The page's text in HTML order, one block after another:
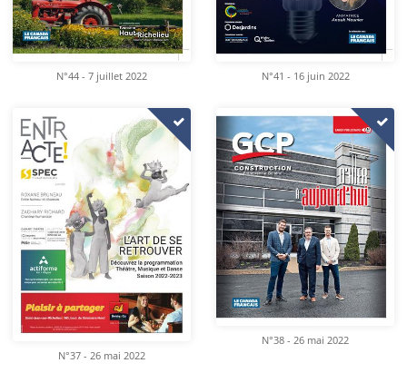
N°44 - 7 juillet 2022 N°41 - 16 juin 2022
N°37 - 26 mai 2022
N°38 - 26 mai 2022